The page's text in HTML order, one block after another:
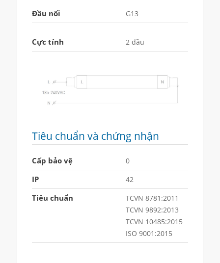
Đầu nối G13
Cực tính 2 đầu
Tiêu chuẩn và chứng nhận
Cấp bảo vệ 0
IP 42
Tiêu chuẩn
TCVN 8781:2011
TCVN 9892:2013
TCVN 10485:2015
ISO 9001:2015